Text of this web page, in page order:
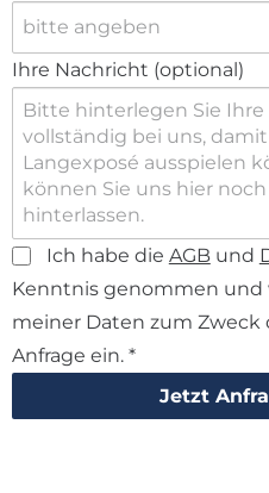
Ihre Nachricht (optional)
Ich habe die AGBund
Kenntnis genommen und
meiner Daten zum
Anfrage ein. *
Jetzt